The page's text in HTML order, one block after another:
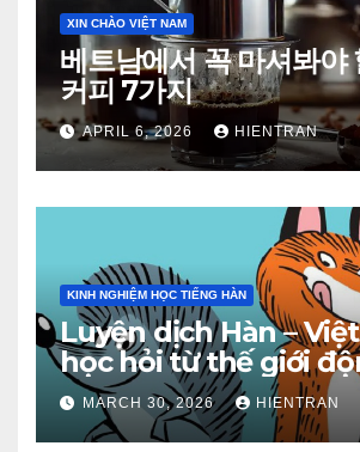
XIN CHÀO VIỆT NAM
베트남에서 꼭 마셔봐야
커피 7가지
APRIL 6, 2026 HIENTRAN
KINH NGHIỆM HỌC TIẾNG HÀN
Luyện dịch Hàn –
học hỏi từ thế giới
(Phần 2)
MARCH 30, 2026 HIENTRAN